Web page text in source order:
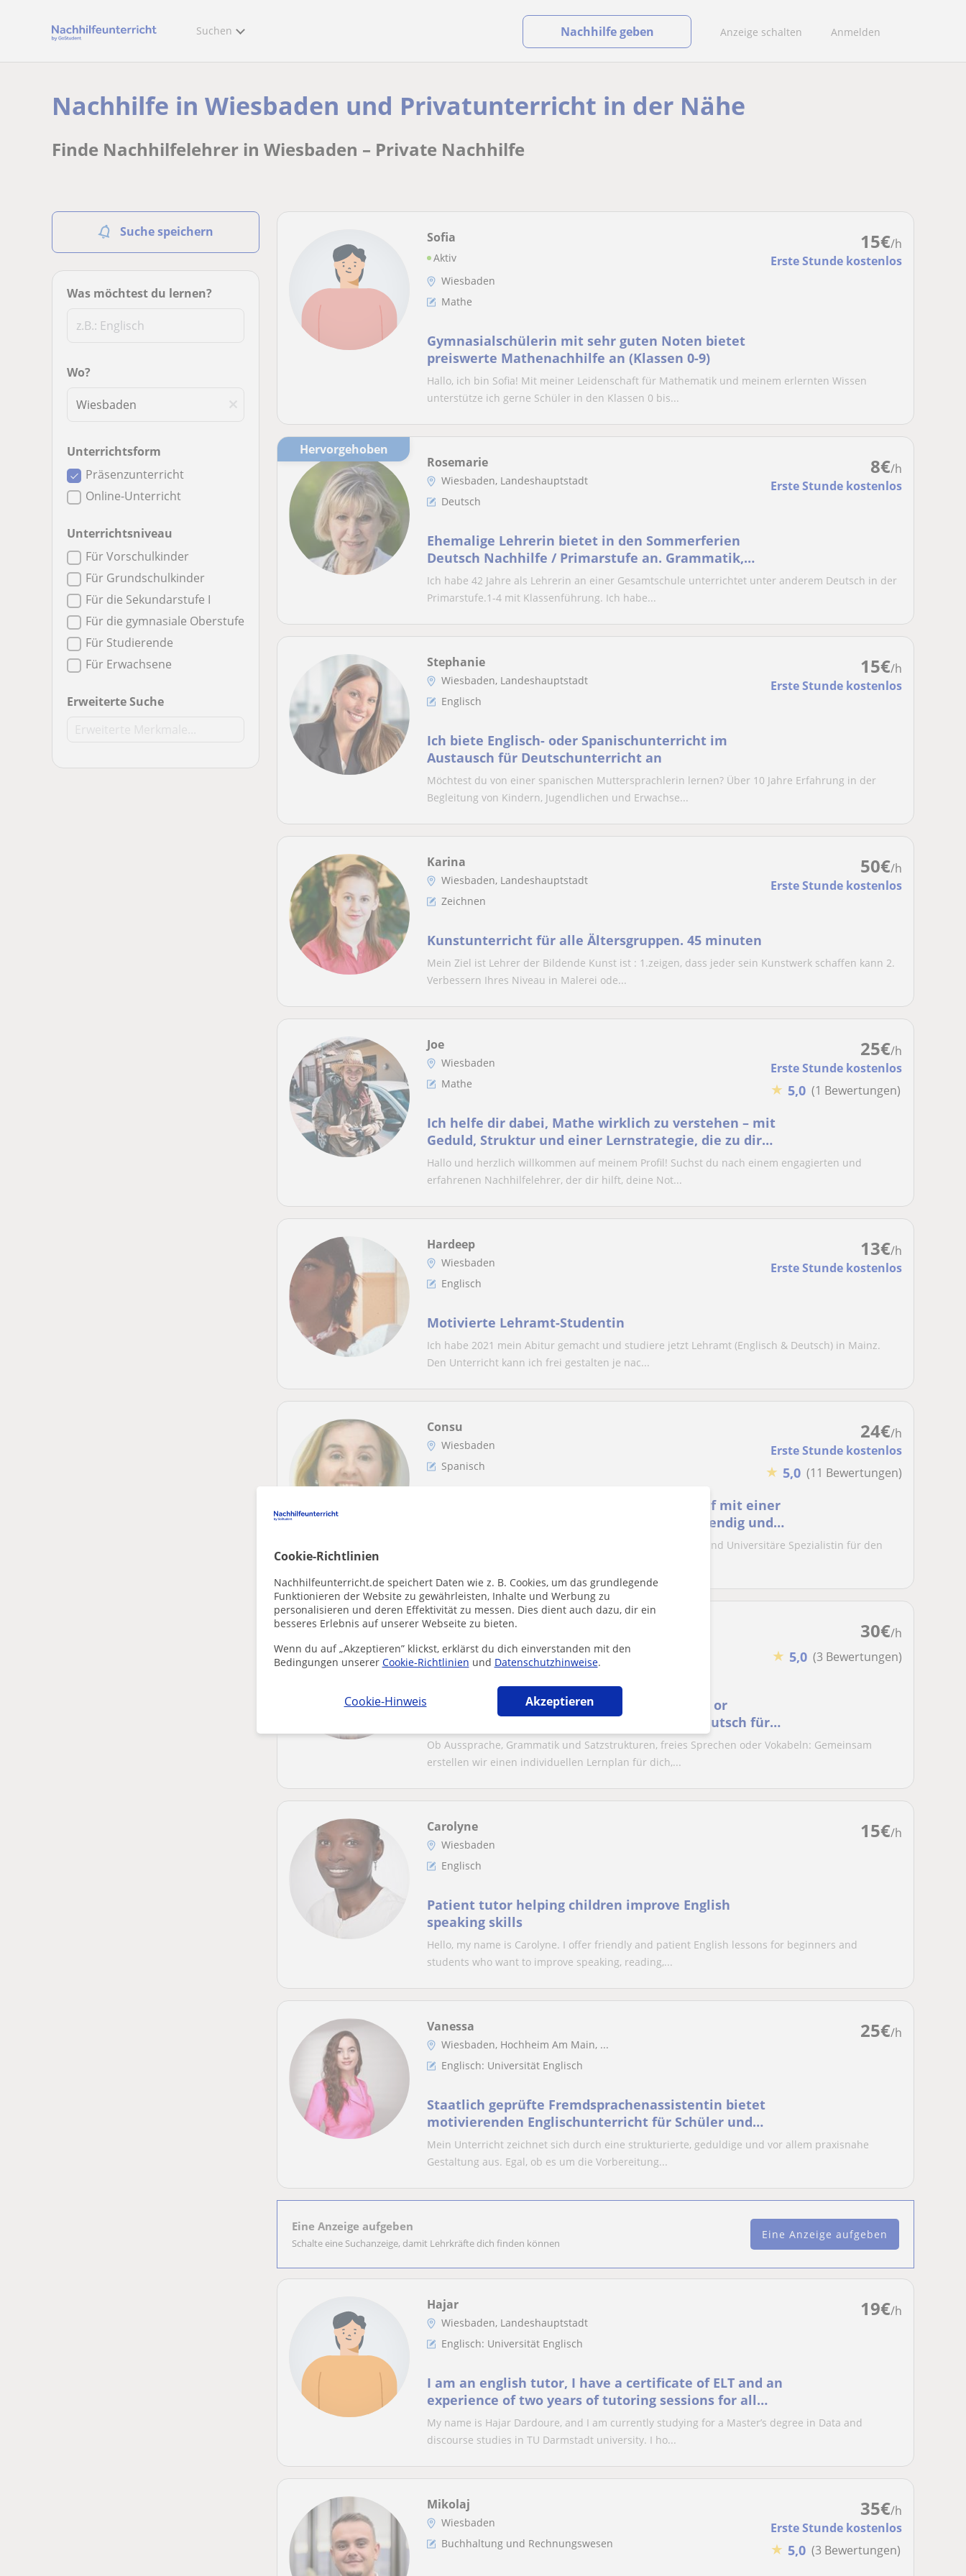
Cookie-Richtlinien
Nachhilfeunterricht.de speichert Daten wie z. B. Cookies, um das grundlegende
Funktionieren der Website zu gewährleisten, Inhalte und Werbung zu
personalisieren und deren Effektivität zu messen. Dies dient auch dazu, dir ein
besseres Erlebnis auf unserer Webseite zu bieten.
Wenn du auf „Akzeptieren” klickst, erklärst du dich einverstanden mit den
Bedingungen unserer Cookie-Richtlinien und Datenschutzhinweise.
Cookie-Hinweis Akzeptieren
Suchen Anzeige schalten Anmelden
Nachhilfe geben
Nachhilfe in Wiesbaden und Privatunterricht in der Nähe
Finde Nachhilfelehrer in Wiesbaden – Private Nachhilfe
Suche speichern
Was möchtest du lernen?
Wo?
Unterrichtsform
Präsenzunterricht
Online-Unterricht
Unterrichtsniveau
Für Vorschulkinder
Für Grundschulkinder
Für die Sekundarstufe I
Für die gymnasiale Oberstufe
Für Studierende
Für Erwachsene
Erweiterte Suche
15€/h
Erste Stunde kostenlos
Sofia
Aktiv
Wiesbaden
Mathe
Gymnasialschülerin mit sehr guten Noten bietet
preiswerte Mathenachhilfe an (Klassen 0-9)
Hallo, ich bin Sofia! Mit meiner Leidenschaft für Mathematik und meinem erlernten Wissen
unterstütze ich gerne Schüler in den Klassen 0 bis...
Hervorgehoben
8€/h
Erste Stunde kostenlos
Rosemarie
Wiesbaden, Landeshauptstadt
Deutsch
Ehemalige Lehrerin bietet in den Sommerferien
Deutsch Nachhilfe / Primarstufe an. Grammatik,
Rechtschreibung, Leseübungen, Aufsatz
Ich habe 42 Jahre als Lehrerin an einer Gesamtschule unterrichtet unter anderem Deutsch in der
Primarstufe.1-4 mit Klassenführung. Ich habe...
15€/h
Erste Stunde kostenlos
Stephanie
Wiesbaden, Landeshauptstadt
Englisch
Ich biete Englisch- oder Spanischunterricht im
Austausch für Deutschunterricht an
Möchtest du von einer spanischen Muttersprachlerin lernen? Über 10 Jahre Erfahrung in der
Begleitung von Kindern, Jugendlichen und Erwachse...
50€/h
Erste Stunde kostenlos
Karina
Wiesbaden, Landeshauptstadt
Zeichnen
Kunstunterricht für alle Ältersgruppen. 45 minuten
Mein Ziel ist Lehrer der Bildende Kunst ist : 1.zeigen, dass jeder sein Kunstwerk schaffen kann 2.
Verbessern Ihres Niveau in Malerei ode...
25€/h
Erste Stunde kostenlos
★ 5,0 (1 Bewertungen)
Joe
Wiesbaden
Mathe
Ich helfe dir dabei, Mathe wirklich zu verstehen – mit
Geduld, Struktur und einer Lernstrategie, die zu dir
passt
Hallo und herzlich willkommen auf meinem Profil! Suchst du nach einem engagierten und
erfahrenen Nachhilfelehrer, der dir hilft, deine Not...
13€/h
Erste Stunde kostenlos
Hardeep
Wiesbaden
Englisch
Motivierte Lehramt-Studentin
Ich habe 2021 mein Abitur gemacht und studiere jetzt Lehramt (Englisch & Deutsch) in Mainz.
Den Unterricht kann ich frei gestalten je nac...
24€/h
Erste Stunde kostenlos
★ 5,0 (11 Bewertungen)
Consu
Wiesbaden
Spanisch
Spanisch lernen für Schule, Reise oder Beruf mit einer
diplomierten und erfahrenen Expertin - lebendig und
Hola, ich bin Consu. Ich bin spanische Muttersprachlerin und Universitäre Spezialistin für den
30€/h
★ 5,0 (3 Bewertungen)
Anna
Wiesbaden, Landeshauptstadt
Deutsch
German lessons for any level A1-C2: remote or
Wiesbaden, for kids and adult students / Deutsch für
jedes Level A1-C2
Ob Aussprache, Grammatik und Satzstrukturen, freies Sprechen oder Vokabeln: Gemeinsam
erstellen wir einen individuellen Lernplan für dich,...
15€/h
Carolyne
Wiesbaden
Englisch
Patient tutor helping children improve English
speaking skills
Hello, my name is Carolyne. I offer friendly and patient English lessons for beginners and
students who want to improve speaking, reading,...
25€/h
Vanessa
Wiesbaden, Hochheim Am Main, ...
Englisch: Universität Englisch
Staatlich geprüfte Fremdsprachenassistentin bietet
motivierenden Englischunterricht für Schüler und
Erwachsene in Wiesbaden sowie
Mein Unterricht zeichnet sich durch eine strukturierte, geduldige und vor allem praxisnahe
Gestaltung aus. Egal, ob es um die Vorbereitung...
Eine Anzeige aufgeben
Schalte eine Suchanzeige, damit Lehrkräfte dich finden können
Eine Anzeige aufgeben
19€/h
Hajar
Wiesbaden, Landeshauptstadt
Englisch: Universität Englisch
I am an english tutor, I have a certificate of ELT and an
experience of two years of tutoring sessions for all
ages.
My name is Hajar Dardoure, and I am currently studying for a Master’s degree in Data and
discourse studies in TU Darmstadt university. I ho...
35€/h
Erste Stunde kostenlos
★ 5,0 (3 Bewertungen)
Mikolaj
Wiesbaden
Buchhaltung und Rechnungswesen